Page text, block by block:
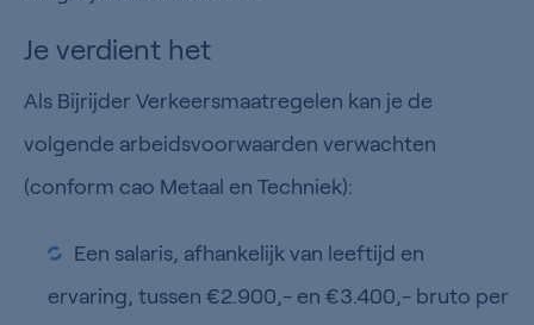
Je verdient het
Als Bijrijder Verkeersmaatregelen kan je de
volgende arbeidsvoorwaarden verwachten
(conform cao Metaal en Techniek):
Een salaris, afhankelijk van leeftijd en
ervaring, tussen €2.900,- en €3.400,- bruto per